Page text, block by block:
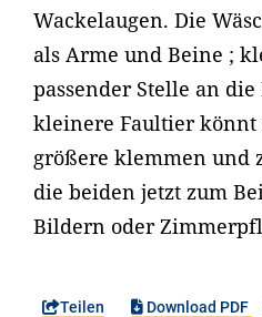
Wackelaugen. Die
als Arme und Beine ;
passender Stelle an
kleinere Faultier könnt
größere klemmen und
die beiden jetzt zum
Bildern oder
Teilen Download PDF